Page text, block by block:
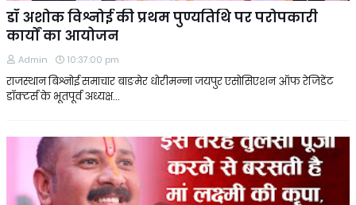
डॉ अशोक विश्नोई की प्रथम पुण्यतिथि पर परोपकारी
कार्यों का आयोजन
Admin 10:37:00 pm
राजस्थान बिश्नोई समाचार बाङमेर धोरीमन्ना जयपुर एसोसिएशन ऑफ रेजिडेंट
डॉक्टर्स के भूतपूर्व अध्यक्ष…